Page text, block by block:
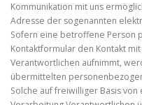
Kommunikation mit uns
Adresse der sogenannten
Sofern eine betroffene Person
Kontaktformular den Kontakt
Verantwortlichen aufnimmt,
übermittelten
Solche auf freiwilliger Basis